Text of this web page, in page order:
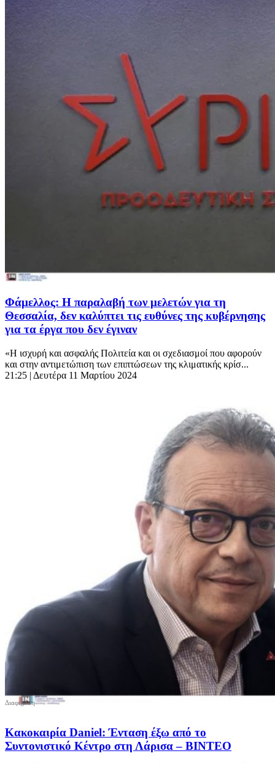
Φάμελλος: Η παραλαβή των μελετών για τη
Θεσσαλία, δεν καλύπτει τις ευθύνες της κυβέρνησης
για τα έργα που δεν έγιναν
«Η ισχυρή και ασφαλής Πολιτεία και οι σχεδιασμοί που αφορούν
και στην αντιμετώπιση των επιπτώσεων της κλιματικής κρίσ...
21:25 | Δευτέρα 11 Μαρτίου 2024
Κακοκαιρία Daniel: Ένταση έξω από το
Συντονιστικό Κέντρο στη Λάρισα – ΒΙΝΤΕΟ